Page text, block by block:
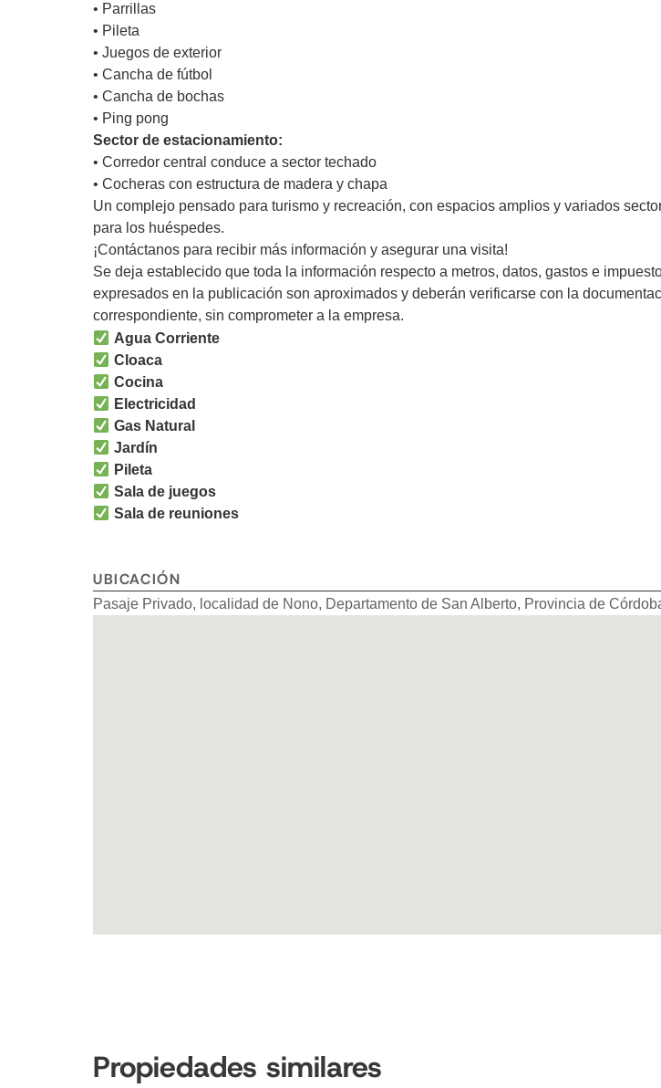
• Parrillas
• Pileta
• Juegos de exterior
• Cancha de fútbol
• Cancha de bochas
• Ping pong
Sector de estacionamiento:
• Corredor central conduce a sector techado
• Cocheras con estructura de madera y chapa
Un complejo pensado para turismo y recreación, con espacios amplios y variados
para los huéspedes.
¡Contáctanos para recibir más información y asegurar una visita!
Se deja establecido que toda la información respecto a metros, datos, gastos e
expresados en la publicación son aproximados y deberán verificarse con la
correspondiente, sin comprometer a la empresa.
Agua Corriente
Cloaca
Cocina
Electricidad
Gas Natural
Jardín
Pileta
Sala de juegos
Sala de reuniones
UBICACIÓN
Pasaje Privado, localidad de Nono, Departamento de San Alberto, Provincia de
Propiedades similares